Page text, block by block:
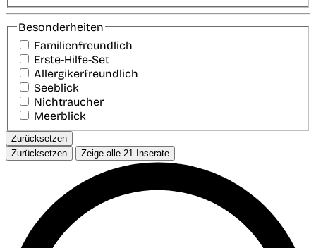
Besonderheiten
Familienfreundlich
Erste-Hilfe-Set
Allergikerfreundlich
Seeblick
Nichtraucher
Meerblick
Zurücksetzen
Zurücksetzen
Zeige alle 21 Inserate